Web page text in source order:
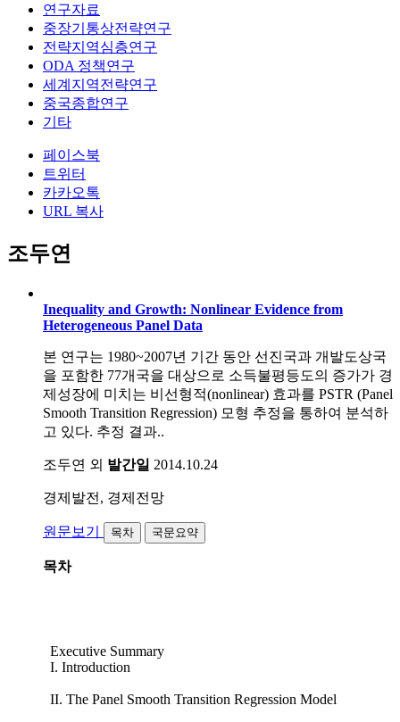
연구자료
중장기통상전략연구
전략지역심층연구
ODA 정책연구
세계지역전략연구
중국종합연구
기타
페이스북
트위터
카카오톡
URL 복사
조두연
Inequality and Growth: Nonlinear Evidence from
Heterogeneous Panel Data
본 연구는 1980~2007년 기간 동안 선진국과 개발도상국
을 포함한 77개국을 대상으로 소득불평등도의 증가가 경
제성장에 미치는 비선형적(nonlinear) 효과를 PSTR (Panel
Smooth Transition Regression) 모형 추정을 통하여 분석하
고 있다. 추정 결과..
조두연 외 발간일 2014.10.24
경제발전, 경제전망
원문보기 목차 국문요약
목차
Executive Summary
I. Introduction
II. The Panel Smooth Transition Regression Model